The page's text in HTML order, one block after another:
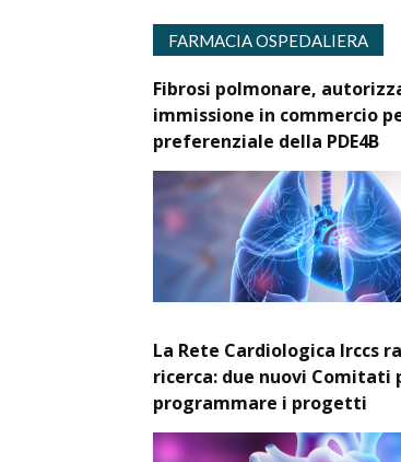
FARMACIA OSPEDALIERA
Fibrosi polmonare,
immissione in commercio
preferenziale della PDE4B
La Rete Cardiologica Irccs
ricerca: due nuovi Comitati
programmare i progetti